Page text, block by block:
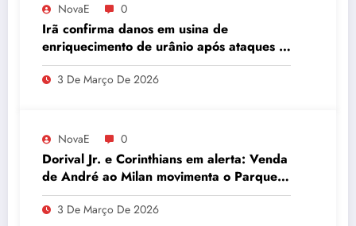
NovaE 0
Irã confirma danos em usina de
enriquecimento de urânio após ataques e
embaixador evita detalhes sobre
quantidade de urânio enriquecido
3 De Março De 2026
NovaE 0
Dorival Jr. e Corinthians em alerta: Venda
de André ao Milan movimenta o Parque
São Jorge
3 De Março De 2026